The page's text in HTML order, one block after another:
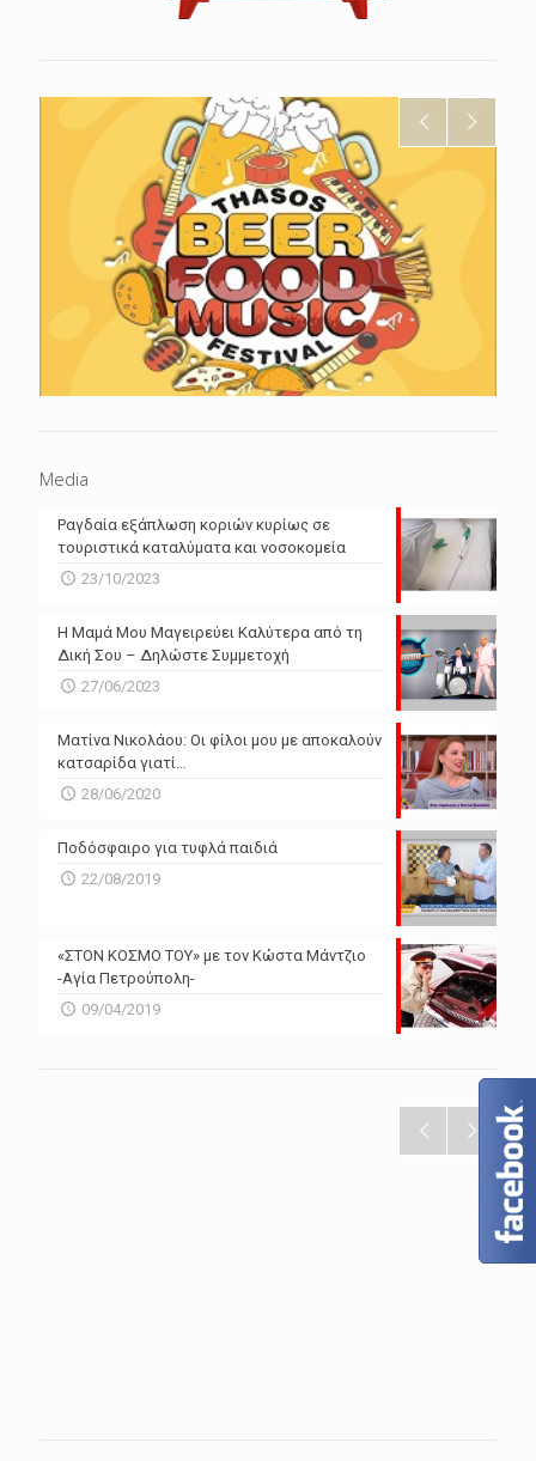
Media
Ραγδαία εξάπλωση κοριών κυρίως σε
τουριστικά καταλύματα και νοσοκομεία
23/10/2023
Η Μαμά Μου Μαγειρεύει Καλύτερα από τη
Δική Σου – Δηλώστε Συμμετοχή
27/06/2023
Ματίνα Νικολάου: Οι φίλοι μου με αποκαλούν
κατσαρίδα γιατί…
28/06/2020
Ποδόσφαιρο για τυφλά παιδιά
22/08/2019
«ΣΤΟΝ ΚΟΣΜΟ ΤΟΥ» με τον Κώστα Μάντζιο
-Αγία Πετρούπολη-
09/04/2019